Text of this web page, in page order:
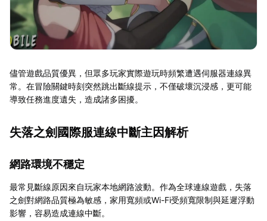
儘管遊戲品質優異，但眾多玩家實際遊玩時頻繁遭遇伺服器連線異
常。在冒險關鍵時刻突然跳出斷線提示，不僅破壞沉浸感，更可能
導致任務進度遺失，造成諸多困擾。
失落之劍國際服連線中斷主因解析
網路環境不穩定
最常見斷線原因來自玩家本地網路波動。作為全球連線遊戲，失落
之劍對網路品質極為敏感，家用寬頻或Wi-Fi受頻寬限制與延遲浮動
影響，容易造成連線中斷。